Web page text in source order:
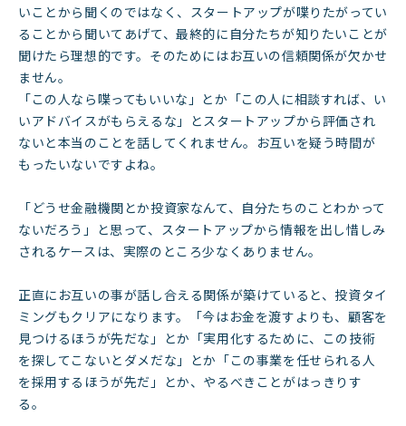
いことから聞くのではなく、スタートアップが喋りたがってい
ることから聞いてあげて、最終的に自分たちが知りたいことが
聞けたら理想的です。そのためにはお互いの信頼関係が欠かせ
ません。
「この人なら喋ってもいいな」とか「この人に相談すれば、い
いアドバイスがもらえるな」とスタートアップから評価され
ないと本当のことを話してくれません。お互いを疑う時間が
もったいないですよね。
「どうせ金融機関とか投資家なんて、自分たちのことわかって
ないだろう」と思って、スタートアップから情報を出し惜しみ
されるケースは、実際のところ少なくありません。
正直にお互いの事が話し合える関係が築けていると、投資タイ
ミングもクリアになります。「今はお金を渡すよりも、顧客を
見つけるほうが先だな」とか「実用化するために、この技術
を探してこないとダメだな」とか「この事業を任せられる人
を採用するほうが先だ」とか、やるべきことがはっきりす
る。